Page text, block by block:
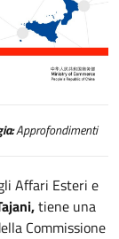
Approfondimenti
Affari Esteri e
tiene una
Commissione